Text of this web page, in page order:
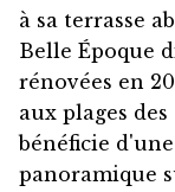
à sa terrasse
Belle Époque
rénovées en
aux plages des
bénéficie d'une
panoramique